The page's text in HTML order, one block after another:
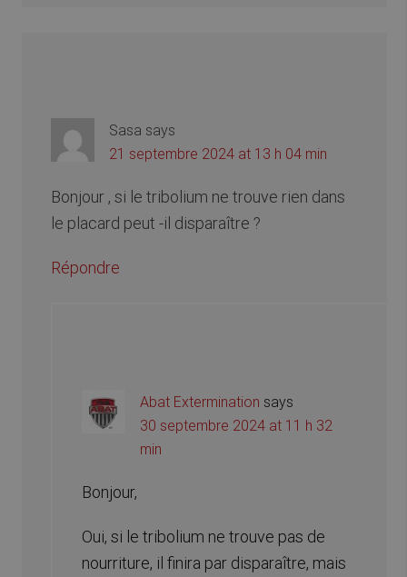
Sasa says
21 septembre 2024 at 13 h 04 min
Bonjour , si le tribolium ne trouve rien dans
le placard peut -il disparaître ?
Répondre
Abat Extermination says
30 septembre 2024 at 11 h 32
min
Bonjour,
Oui, si le tribolium ne trouve pas de
nourriture, il finira par disparaître, mais